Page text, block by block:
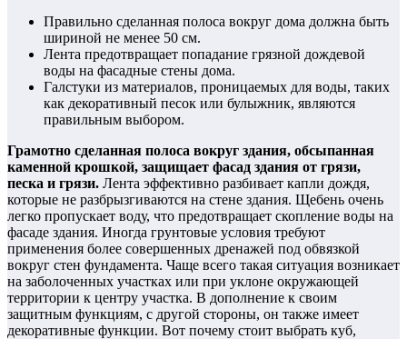
Правильно сделанная полоса вокруг дома должна быть
шириной не менее 50 см.
Лента предотвращает попадание грязной дождевой
воды на фасадные стены дома.
Галстуки из материалов, проницаемых для воды, таких
как декоративный песок или булыжник, являются
правильным выбором.
Грамотно сделанная полоса вокруг здания, обсыпанная
каменной крошкой, защищает фасад здания от грязи,
песка и грязи. Лента эффективно разбивает капли дождя,
которые не разбрызгиваются на стене здания. Щебень очень
легко пропускает воду, что предотвращает скопление воды на
фасаде здания. Иногда грунтовые условия требуют
применения более совершенных дренажей под обвязкой
вокруг стен фундамента. Чаще всего такая ситуация возникает
на заболоченных участках или при уклоне окружающей
территории к центру участка. В дополнение к своим
защитным функциям, с другой стороны, он также имеет
декоративные функции. Вот почему стоит выбрать куб,